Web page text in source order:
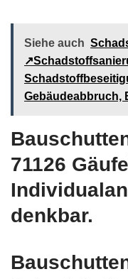
Siehe auch
Gebäudeabbruch,
71126
denkbar.